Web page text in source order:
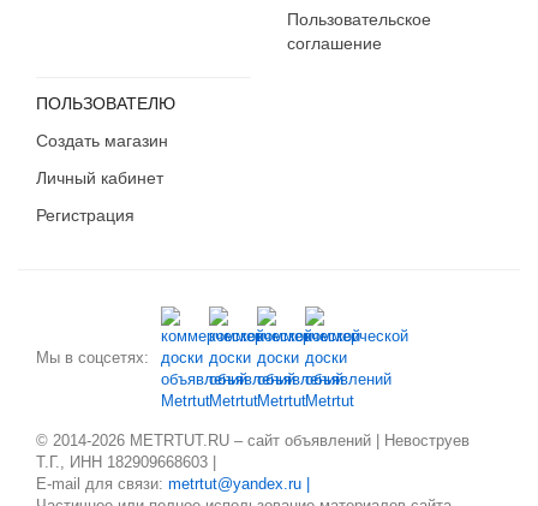
Пользовательское
соглашение
ПОЛЬЗОВАТЕЛЮ
Создать магазин
Личный кабинет
Регистрация
Мы в соцсетях:
© 2014-2026 METRTUT.RU – сайт объявлений | Невоструев
Т.Г., ИНН 182909668603 |
E-mail для связи: metrtut@yandex.ru |